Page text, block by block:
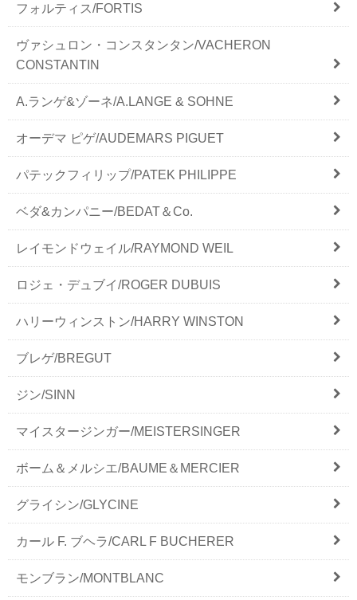
フォルティス/FORTIS
ヴァシュロン・コンスタンタン/VACHERON
CONSTANTIN
A.ランゲ&ゾーネ/A.LANGE & SOHNE
オーデマ ピゲ/AUDEMARS PIGUET
パテックフィリップ/PATEK PHILIPPE
ベダ&カンパニー/BEDAT＆Co.
レイモンドウェイル/RAYMOND WEIL
ロジェ・デュブイ/ROGER DUBUIS
ハリーウィンストン/HARRY WINSTON
ブレゲ/BREGUT
ジン/SINN
マイスタージンガー/MEISTERSINGER
ボーム＆メルシエ/BAUME＆MERCIER
グライシン/GLYCINE
カール F. ブヘラ/CARL F BUCHERER
モンブラン/MONTBLANC